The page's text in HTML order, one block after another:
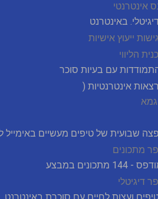
אינטרנטי
באינטרנט
ייעוץ אישיות
הליווי
עם בעיות סוכר
אינטרנטיות (
שבועית של טיפים מעשיים באימייל
מתכונים
- 144 מתכונים במבצע
דיגיטלי